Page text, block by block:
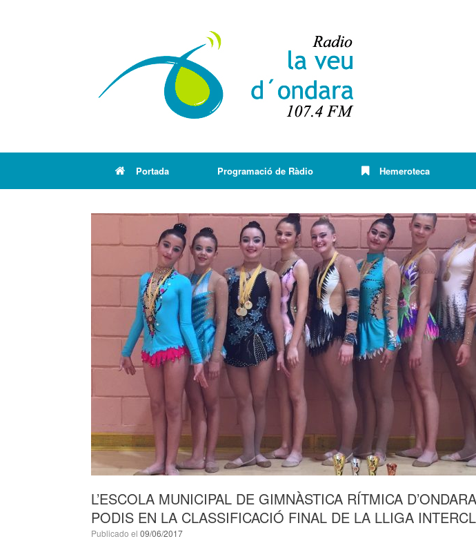
Portada Programació de Ràdio Hemeroteca
L’ESCOLA MUNICIPAL DE GIMNÀSTICA RÍTMICA
PODIS EN LA CLASSIFICACIÓ FINAL DE LA LLIGA
Publicado el 09/06/2017